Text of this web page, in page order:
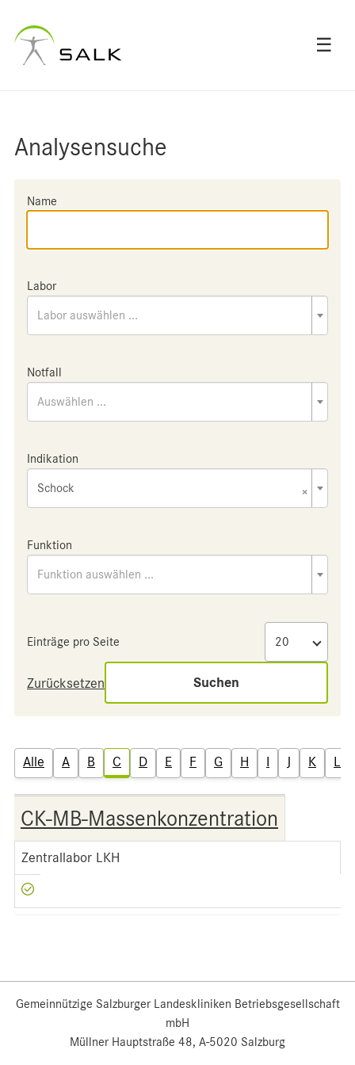
☰
Analysensuche
Name
Labor
Labor auswählen ...
Notfall
Auswählen ...
Indikation
×
Schock
Funktion
Funktion auswählen ...
Einträge pro Seite
Zurücksetzen Suchen
Alle A B C D E F G H I J K L
CK-MB-Massenkonzentration
Zentrallabor LKH
Gemeinnützige Salzburger Landeskliniken Betriebsgesellschaft
mbH
Müllner Hauptstraße 48, A-5020 Salzburg